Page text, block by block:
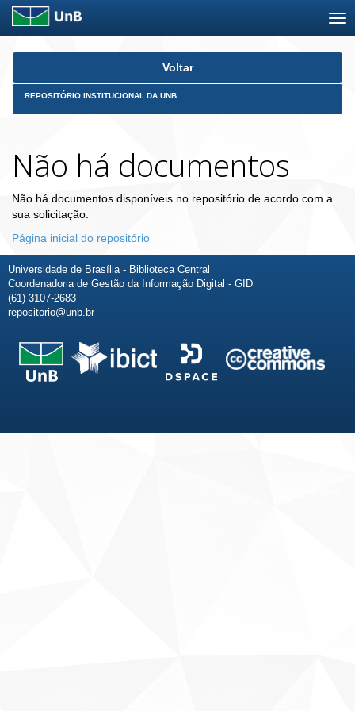
Skip
Voltar
REPOSITÓRIO INSTITUCIONAL DA UNB
Não há documentos
Não há documentos disponíveis no repositório de acordo com a
sua solicitação.
Página inicial do repositório
Universidade de Brasília - Biblioteca Central
Coordenadoria de Gestão da Informação Digital - GID
(61) 3107-2683
repositorio@unb.br